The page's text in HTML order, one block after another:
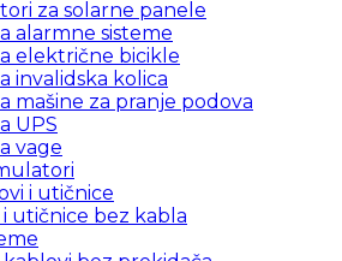
za solarne panele
alarmne sisteme
električne bicikle
invalidska kolica
mašine za pranje podova
UPS
vage
i utičnice
utičnice bez kabla